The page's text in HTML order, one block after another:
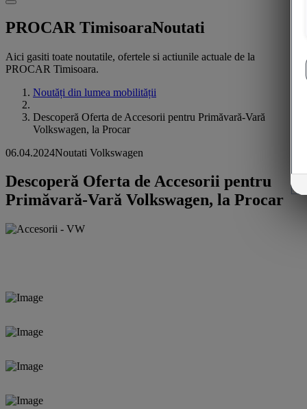
PROCAR TimisoaraNoutati
Aici gasiti toate noutatile, ofertele si actiunile actuale de la
PROCAR Timisoara.
Noutăți din lumea mobilității
Descoperă Oferta de Accesorii pentru Primăvară-Vară
Volkswagen, la Procar
06.04.2024Noutati Volkswagen
Descoperă Oferta de Accesorii pentru
Primăvară-Vară Volkswagen, la Procar